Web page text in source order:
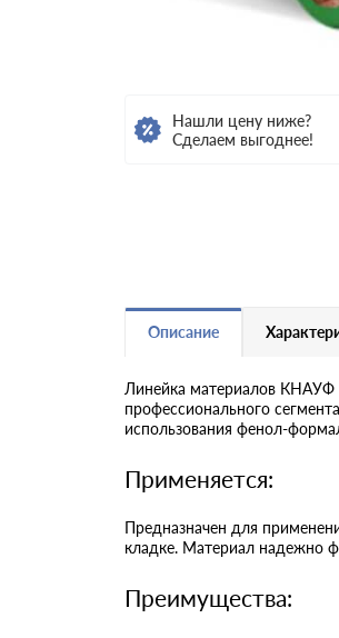
Нашли цену ниже?
Сделаем выгоднее!
Описание
Линейка материалов КНАУФ
профессионального
использования фенол-
Применяется:
Предназначен для
кладке. Материал надежно
Преимущества: